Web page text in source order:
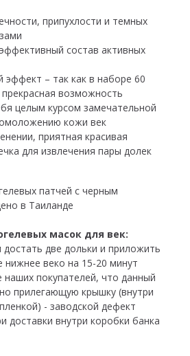
припухлости и темных
состав активных
эффект – так как в наборе 60
возможность
целым курсом замечательной
кожи век
приятная красивая
для извлечения пары долек
патчей с черным
в Таиланде
масок для век:
две дольки и приложить
нижнее веко на 15-20 минут
покупателей, что данный
прилегающую крышку (внутри
- заводской дефект
доставки внутри коробки банка